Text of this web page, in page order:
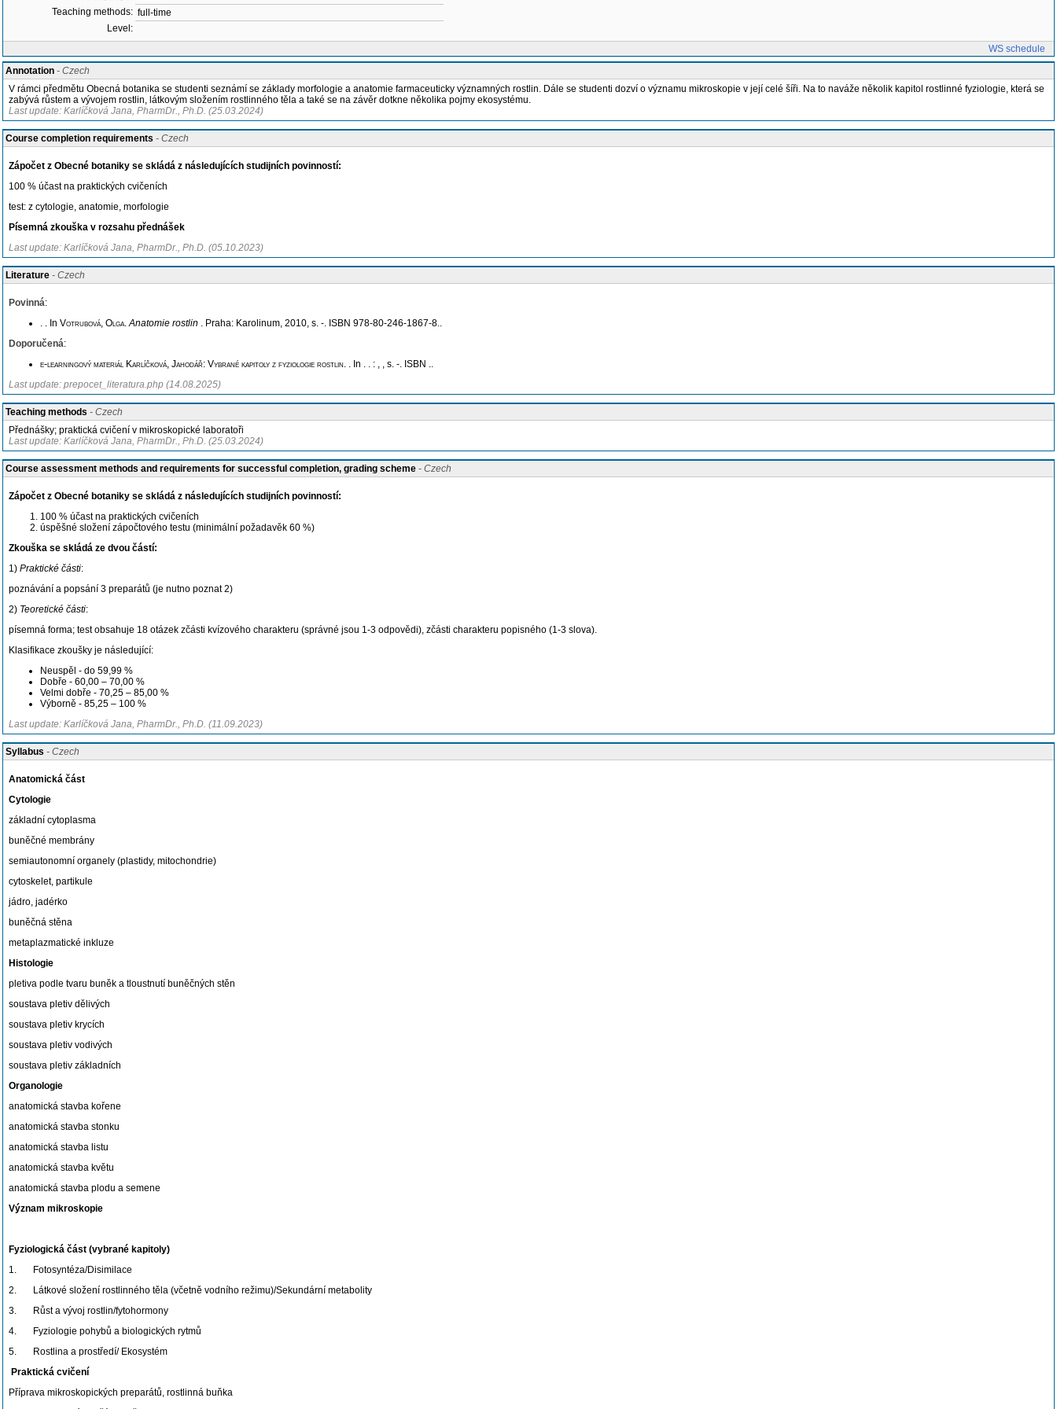
Teaching methods: full-time
Level:
WS schedule
Annotation - Czech
V rámci předmětu Obecná botanika se studenti seznámí se základy morfologie a anatomie farmaceuticky významných rostlin. Dále se studenti dozví o významu mikroskopie v její celé šíři. Na to naváže několik kapitol rostlinné fyziologie, která se
zabývá růstem a vývojem rostlin, látkovým složením rostlinného těla a také se na závěr dotkne několika pojmy ekosystému.
Last update: Karlíčková Jana, PharmDr., Ph.D. (25.03.2024)
Course completion requirements - Czech
Zápočet z Obecné botaniky se skládá z následujících studijních povinností:
100 % účast na praktických cvičeních
test: z cytologie, anatomie, morfologie
Písemná zkouška v rozsahu přednášek
Last update: Karlíčková Jana, PharmDr., Ph.D. (05.10.2023)
Literature - Czech
Povinná:
. . In Votrubová, Olga.Anatomie rostlin . Praha: Karolinum, 2010, s. -. ISBN 978-80-246-1867-8..
Doporučená:
e-learningový materiál Karlíčková, Jahodář: Vybrané kapitoly z fyziologie rostlin. . In . . : , , s. -. ISBN ..
Last update: prepocet_literatura.php (14.08.2025)
Teaching methods - Czech
Přednášky; praktická cvičení v mikroskopické laboratoři
Last update: Karlíčková Jana, PharmDr., Ph.D. (25.03.2024)
Course assessment methods and requirements for successful completion, grading scheme - Czech
Zápočet z Obecné botaniky se skládá z následujících studijních povinností:
100 % účast na praktických cvičeních
úspěšné složení zápočtového testu (minimální požadavěk 60 %)
Zkouška se skládá ze dvou částí:
1) Praktické části:
poznávání a popsání 3 preparátů (je nutno poznat 2)
2) Teoretické části:
písemná forma; test obsahuje 18 otázek zčásti kvízového charakteru (správné jsou 1-3 odpovědi), zčásti charakteru popisného (1-3 slova).
Klasifikace zkoušky je následující:
Neuspěl - do 59,99 %
Dobře - 60,00 – 70,00 %
Velmi dobře - 70,25 – 85,00 %
Výborně - 85,25 – 100 %
Last update: Karlíčková Jana, PharmDr., Ph.D. (11.09.2023)
Syllabus - Czech
Anatomická část
Cytologie
základní cytoplasma
buněčné membrány
semiautonomní organely (plastidy, mitochondrie)
cytoskelet, partikule
jádro, jadérko
buněčná stěna
metaplazmatické inkluze
Histologie
pletiva podle tvaru buněk a tloustnutí buněčných stěn
soustava pletiv dělivých
soustava pletiv krycích
soustava pletiv vodivých
soustava pletiv základních
Organologie
anatomická stavba kořene
anatomická stavba stonku
anatomická stavba listu
anatomická stavba květu
anatomická stavba plodu a semene
Význam mikroskopie
Fyziologická část (vybrané kapitoly)
1. Fotosyntéza/Disimilace
2. Látkové složení rostlinného těla (včetně vodního režimu)/Sekundární metabolity
3. Růst a vývoj rostlin/fytohormony
4. Fyziologie pohybů a biologických rytmů
5. Rostlina a prostředí/ Ekosystém
Praktická cvičení
Příprava mikroskopických preparátů, rostlinná buňka